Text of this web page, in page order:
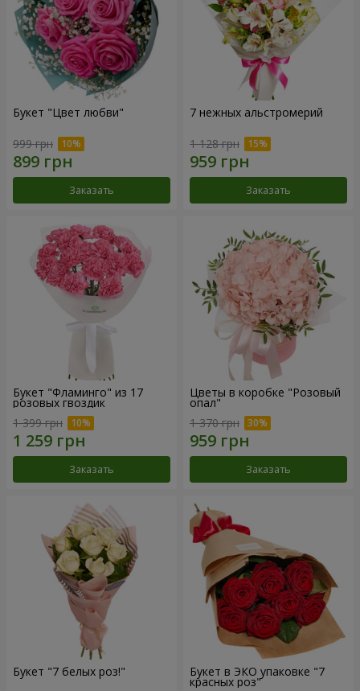
Букет "Цвет любви"
999 грн
Заказать
7 нежных альстромерий
1 128 грн
Заказать
Букет "Фламинго" из 17
розовых гвоздик
1 399 грн
Заказать
Цветы в коробке "Розовый
опал"
1 370 грн
Заказать
Букет "7 белых роз!" Букет в ЭКО упаковке "7
красных роз"